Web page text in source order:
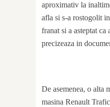
aproximativ la
afla si s-a rostogolit
franat si a asteptat ca
precizeaza in
De asemenea, o alta
masina Renault